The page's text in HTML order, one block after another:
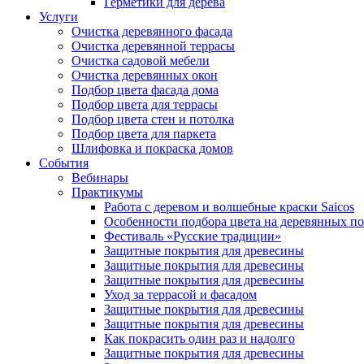
Услуги
Очистка деревянного фасада
Очистка деревянной террасы
Очистка садовой мебели
Очистка деревянных окон
Подбор цвета фасада дома
Подбор цвета для террасы
Подбор цвета стен и потолка
Подбор цвета для паркета
Шлифовка и покраска домов
События
Вебинары
Практикумы
Работа с деревом и волшебные краски Saicos
Особенности подбора цвета на деревянных
Фестиваль «Русские традиции»
Защитные покрытия для древесины
Защитные покрытия для древесины
Защитные покрытия для древесины
Уход за террасой и фасадом
Защитные покрытия для древесины
Защитные покрытия для древесины
Как покрасить один раз и надолго
Защитные покрытия для древесины